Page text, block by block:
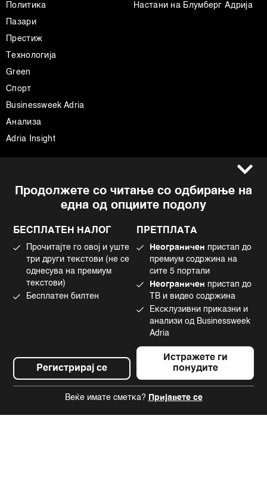
Продолжете со читање со одбирање на
една од опциите подолу
БЕСПЛАТЕН НАЛОГ
Прочитајте го овој и уште
три други текстови (не се
однесува на премиум
текстови)
Бесплатен билтен
Регистрирај се
ПРЕТПЛАТА
Неограничен пристап до
премиум содржина на
сите 5 портали
Неограничен пристап до
ТВ и видео содржина
Ексклузивни приказни и
анализи од Businessweek
Adria
Истражете ги
понудите
Веќе имате сметка? Пријавете се
Политика
Пазари
Престиж
Технологија
Green
Спорт
Businessweek Adria
Анализа
Adria Insight
Настани на Блумберг Адрија
Импресум
Политика на приватност
Употреба на вештачка интелигенција
Facebook
Instagram
Tiktok
©2022 - 2026 Bloomberg L.P. All Rights Reserved. BLOOMBERG and the
BLOOMBERG logo are registered trademarks and service marks of
Bloomberg Finance L.P. or its subsidiaries, displayed with permission
Bloomberg Adria is a Mtel Swiss SA Property
News CMS by Cubes